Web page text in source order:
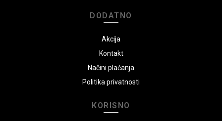
DODATNO
Akcija
Kontakt
Načini plaćanja
Politika privatnosti
KORISNO